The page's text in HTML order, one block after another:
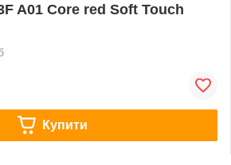
A01 Core red Soft Touch
Купити